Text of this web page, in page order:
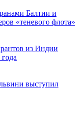
Балтии и
«теневого флота»
из Индии
выступил